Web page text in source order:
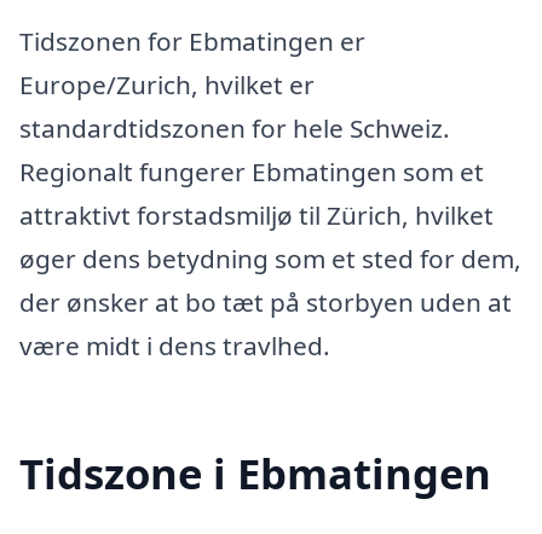
Tidszonen for Ebmatingen er
Europe/Zurich, hvilket er
standardtidszonen for hele Schweiz.
Regionalt fungerer Ebmatingen som et
attraktivt forstadsmiljø til Zürich, hvilket
øger dens betydning som et sted for dem,
der ønsker at bo tæt på storbyen uden at
være midt i dens travlhed.
Tidszone i Ebmatingen